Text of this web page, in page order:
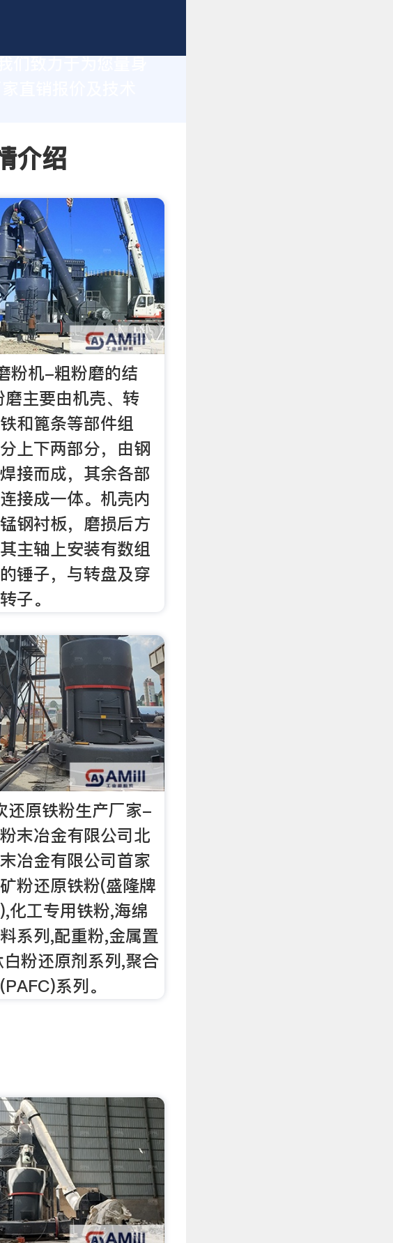
直销报价及技术
介绍
粉机-粗粉磨的结
主要由机壳、转
和篦条等部件组
上下两部分，由钢
接而成，其余各部
接成一体。机壳内
钢衬板，磨损后方
主轴上安装有数组
锤子，与转盘及穿
子。
还原铁粉生产厂家-
末冶金有限公司北
冶金有限公司首家
粉还原铁粉(盛隆牌
化工专用铁粉,海绵
系列,配重粉,金属置
粉还原剂系列,聚合
系列。